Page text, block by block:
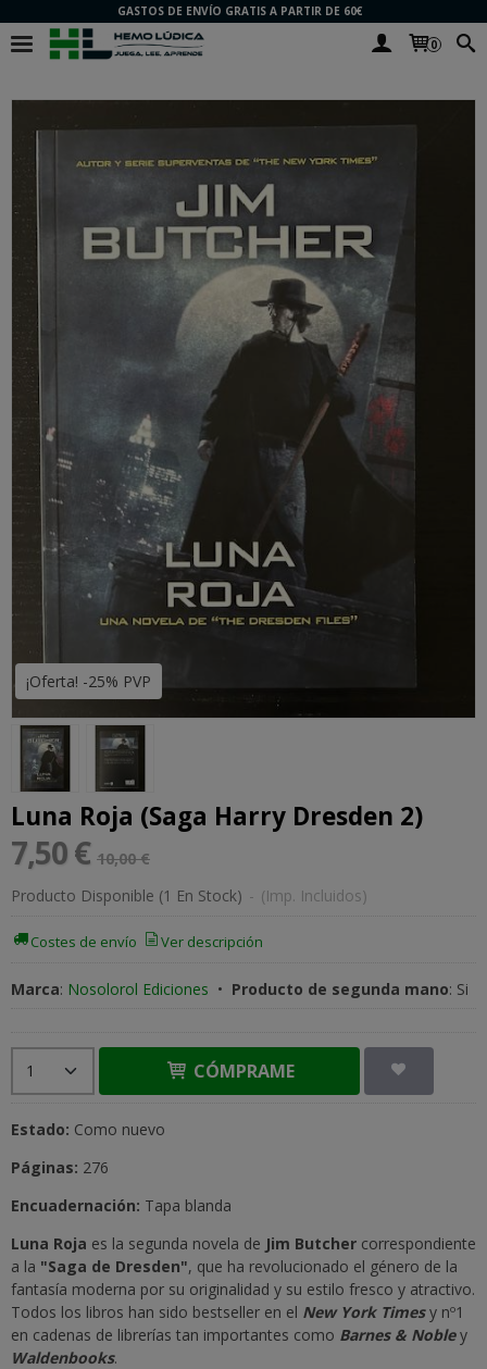
GASTOS DE ENVÍO GRATIS A PARTIR DE 60€
0
¡Oferta! -25% PVP
Luna Roja (Saga Harry Dresden 2)
7,50 € 10,00 €
Producto Disponible (1 En Stock) - (Imp. Incluidos)
Costes de envío Ver descripción
Marca: Nosolorol Ediciones • Producto de segunda mano: Si
CÓMPRAME
Estado: Como nuevo
Páginas: 276
Encuadernación: Tapa blanda
Luna Roja es la segunda novela de Jim Butcher correspondiente
a la "Saga de Dresden", que ha revolucionado el género de la
fantasía moderna por su originalidad y su estilo fresco y atractivo.
Todos los libros han sido bestseller en el New York Timesy nº1
en cadenas de librerías tan importantes como Barnes & Nobley
Waldenbooks.